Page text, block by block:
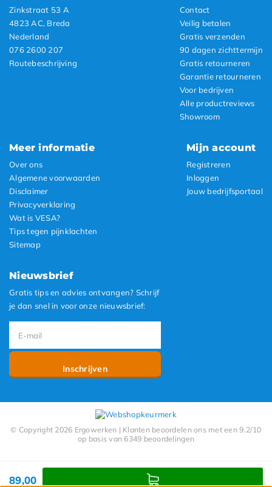
89,00
Zinkstraat 53 A
4823 AC, Breda
Nederland
076 2600 207
Routebeschrijving
Contact
Veilig betalen
Gratis verzenden
90 dagen zichttermijn
Gratis retourneren
Garantie retourneren
Voor bedrijven
Alle productreviews
Showroom
Meer informatie
Over ons
Algemene voorwaarden
Disclaimer
Privacyverklaring
Wat is VESA?
Tips tegen pijnklachten
Sitemap
Mijn account
Registreren
Inloggen
Jouw bedrijfsportaal
Nieuwsbrief
Gratis tips en advies ontvangen? Schrijf
je dan snel in voor onze nieuwsbrief:
Inschrijven
© Copyright 2026 Ergowerken | Klanten beoordelen ons met een 9.2/10
op basis van 6349 beoordelingen